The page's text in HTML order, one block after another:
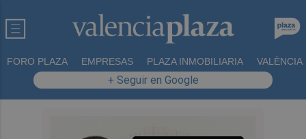
FORO PLAZA EMPRESAS PLAZA INMOBILIARIA VALÈNCIA
+ Seguir en Google